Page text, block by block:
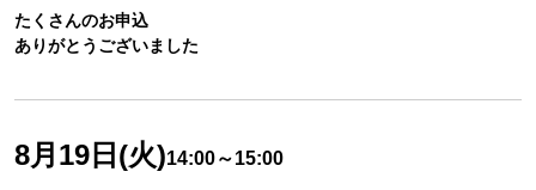
たくさんのお申込
ありがとうございました
8月19日(火)14:00～15:00